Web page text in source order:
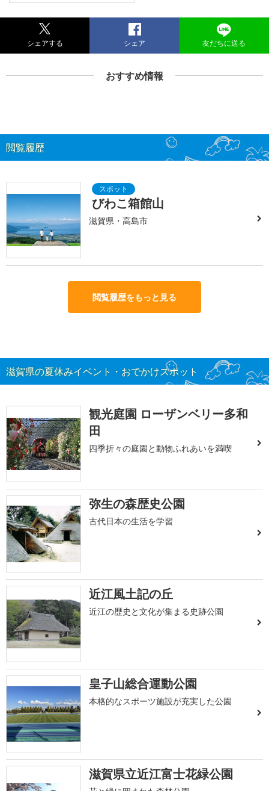
シェアする シェア 友だちに送る
おすすめ情報
閲覧履歴
びわこ箱館山
滋賀県・高島市
閲覧履歴をもっと見る
滋賀県の夏休みイベント・おでかけスポット
観光庭園 ローザンベリー多和
田
四季折々の庭園と動物ふれあいを満喫
弥生の森歴史公園
古代日本の生活を学習
近江風土記の丘
近江の歴史と文化が集まる史跡公園
皇子山総合運動公園
本格的なスポーツ施設が充実した公園
滋賀県立近江富士花緑公園